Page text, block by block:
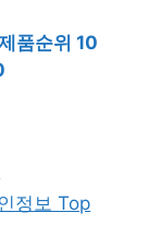
품순위 10
정보 Top